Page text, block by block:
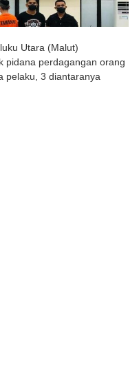
Utara (Malut)
pidana perdagangan orang
pelaku, 3 diantaranya